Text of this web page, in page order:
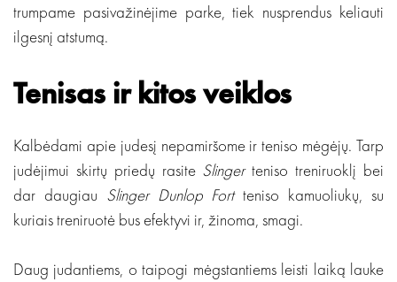
trumpame pasivažinėjime parke, tiek nusprendus keliauti
ilgesnį atstumą.
Tenisas ir kitos veiklos
Kalbėdami apie judesį nepamiršome ir teniso mėgėjų. Tarp
judėjimui skirtų priedų rasite Slingerteniso treniruoklį bei
dar daugiau Slinger Dunlop Fortteniso kamuoliukų, su
kuriais treniruotė bus efektyvi ir, žinoma, smagi.
Daug judantiems, o taipogi mėgstantiems leisti laiką lauke